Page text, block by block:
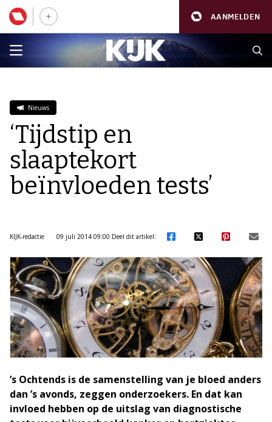
AANMELDEN
Nieuws
‘Tijdstip en
slaaptekort
beïnvloeden tests’
KIJK-redactie 09 juli 2014 09:00 Deel dit artikel:
’s Ochtends is de samenstelling van je bloed anders
dan ’s avonds, zeggen onderzoekers. En dat kan
invloed hebben op de uitslag van diagnostische